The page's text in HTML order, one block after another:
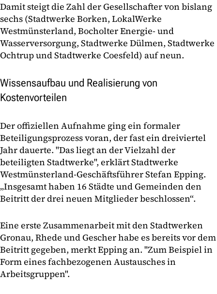
Damit steigt die Zahl der Gesellschafter von bislang
sechs (Stadtwerke Borken, LokalWerke
Westmünsterland, Bocholter Energie- und
Wasserversorgung, Stadtwerke Dülmen, Stadtwerke
Ochtrup und Stadtwerke Coesfeld) auf neun.
Wissensaufbau und Realisierung von
Kostenvorteilen
Der offiziellen Aufnahme ging ein formaler
Beteiligungsprozess voran, der fast ein dreiviertel
Jahr dauerte. "Das liegt an der Vielzahl der
beteiligten Stadtwerke", erklärt Stadtwerke
Westmünsterland-Geschäftsführer Stefan Epping.
„Insgesamt haben 16 Städte und Gemeinden den
Beitritt der drei neuen Mitglieder beschlossen“.
Eine erste Zusammenarbeit mit den Stadtwerken
Gronau, Rhede und Gescher habe es bereits vor dem
Beitritt gegeben, merkt Epping an. "Zum Beispiel in
Form eines fachbezogenen Austausches in
Arbeitsgruppen".